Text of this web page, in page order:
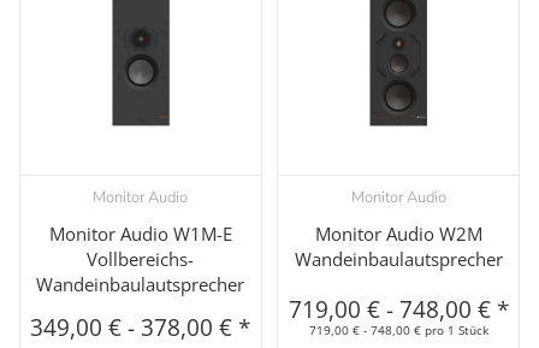
Monitor Audio
Monitor Audio W1M-E
Vollbereichs-
Wandeinbaulautsprecher
349,00 €-378,00 € *
Monitor Audio
Monitor Audio W2M
Wandeinbaulautsprecher
719,00 €-748,00 € *
719,00 € - 748,00 € pro 1 Stück